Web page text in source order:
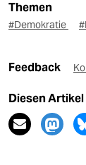
Themen
#Demokratie
Feedback
Diesen